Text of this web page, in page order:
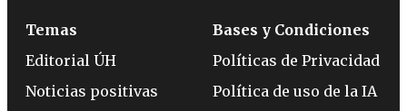
Temas
Editorial ÚH
Noticias positivas
Bases y Condiciones
Políticas de Privacidad
Política de uso de la IA